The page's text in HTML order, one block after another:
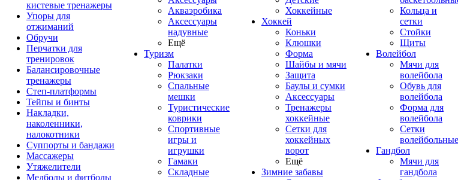
кистевые тренажеры
Упоры для
отжиманий
Обручи
Перчатки для
тренировок
Балансировочные
тренажеры
Степ-платформы
Тейпы и бинты
Накладки,
наколенники,
налокотники
Суппорты и бандажи
Массажеры
Утяжелители
Медболы и фитболы
Акваэробика
Аксессуары
надувные
Ещё
Туризм
Палатки
Рюкзаки
Спальные
мешки
Туристические
коврики
Спортивные
игры и
игрушки
Гамаки
Складные
Хоккейные
Хоккей
Коньки
Клюшки
Форма
Шайбы и мячи
Защита
Баулы и сумки
Аксессуары
Тренажеры
хоккейные
Сетки для
хоккейных
ворот
Ещё
Зимние забавы
Кольца и
сетки
Стойки
Щиты
Волейбол
Мячи для
волейбола
Обувь для
волейбола
Форма для
волейбола
Сетки
волейбольные
Гандбол
Мячи для
гандбола